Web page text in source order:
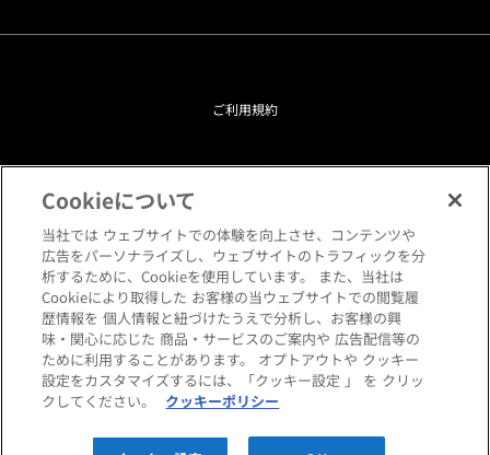
Copyright © HANKYU HOME STYLING Co.,LTD All rights reserved.
ご利用規約
プライバシーポリシー
クッキーポリシー
閲覧環境について
サイトマップ
Cookieについて
当社では ウェブサイトでの体験を向上させ、コンテンツや
広告をパーソナライズし、ウェブサイトのトラフィックを分
析するために、Cookieを使用しています。 また、当社は
Cookieにより取得した お客様の当ウェブサイトでの閲覧履
歴情報を 個人情報と紐づけたうえで分析し、お客様の興
味・関心に応じた 商品・サービスのご案内や 広告配信等の
ために利用することがあります。 オプトアウトや クッキー
設定をカスタマイズするには、「クッキー設定 」 を クリッ
クしてください。
クッキーポリシー